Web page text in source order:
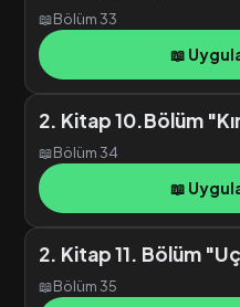
📖Bölüm 33
📖
2. Kitap 10.Bölüm
📖Bölüm 34
📖
2. Kitap 11. Bölüm
📖Bölüm 35